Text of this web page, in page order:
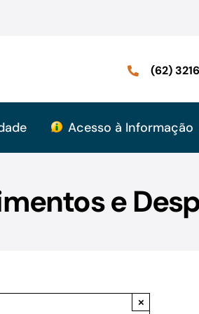
(62)
Acesso à Informação
e
×